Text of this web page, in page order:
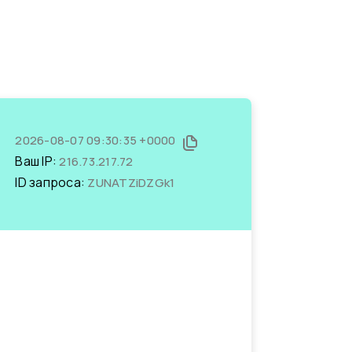
2026-08-07 09:30:35 +0000
Ваш IP:216.73.217.72
ID запроса: ZUNATZiDZGk1